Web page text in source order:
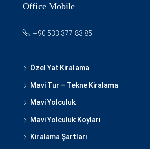
Office Mobile
+90 533 377 83 85
Özel Yat Kiralama
Mavi Tur – Tekne Kiralama
Mavi Yolculuk
Mavi Yolculuk Koyları
Kiralama Şartları